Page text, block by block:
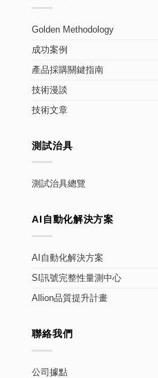
Golden Methodology
成功案例
產品採購關鍵指南
技術漫談
技術文章
測試治具
測試治具總覽
AI自動化解決方案
AI自動化解決方案
SI訊號完整性量測中心
Allion品質提升計畫
聯絡我們
公司據點